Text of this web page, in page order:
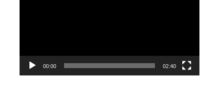
00:00 02:40